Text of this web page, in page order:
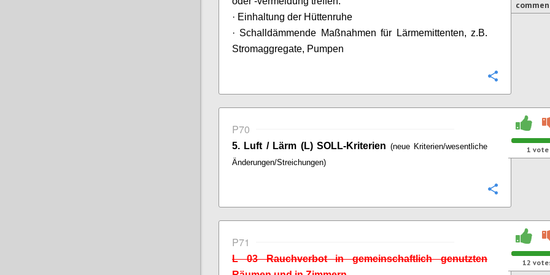
· Einhaltung der Hüttenruhe
· Schalldämmende Maßnahmen für Lärmemittenten, z.B.
Stromaggregate, Pumpen
P70
5. Luft / Lärm (L) SOLL-Kriterien (neue Kriterien/wesentliche
Änderungen/Streichungen)
1 vote
P71
L 03 Rauchverbot in gemeinschaftlich genutzten
12